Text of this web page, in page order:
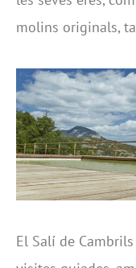
molins originals,
El Salí de